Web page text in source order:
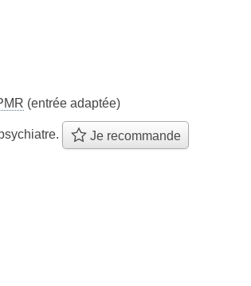
(entrée adaptée)
Je recommande